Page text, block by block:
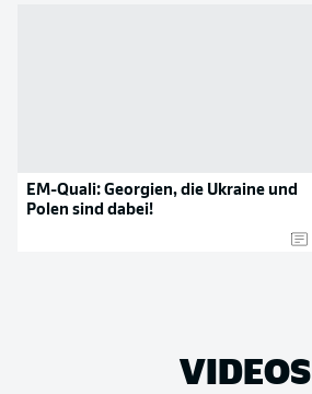
EM-Quali: Georgien, die Ukraine und
Polen sind dabei!
VIDEOS